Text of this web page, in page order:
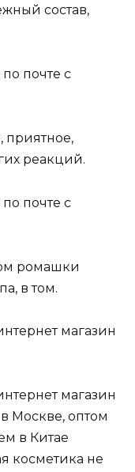
состав,
приятное,
реакций.
ромашки
в том.
магазин
магазин
Москве, оптом
в Китае
косметика не